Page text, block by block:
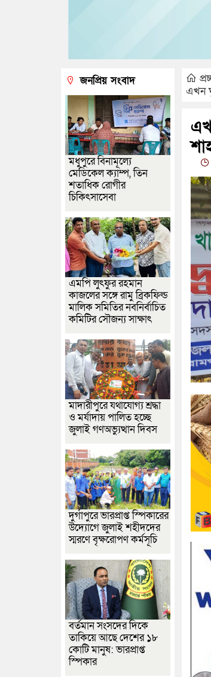
এখন
জনপ্রিয় সংবাদ
মধুপুরে বিনামূল্যে
মেডিকেল ক্যাম্প, তিন
শতাধিক রোগীর
চিকিৎসাসেবা
এমপি লুৎফুর রহমান
কাজলের সঙ্গে রামু ব্রিকফিল্ড
মালিক সমিতির নবনির্বাচিত
কমিটির সৌজন্য সাক্ষাৎ
মাদারীপুরে যথাযোগ্য শ্রদ্ধা
ও মর্যাদায় পালিত হচ্ছে
জুলাই গণঅভ্যুত্থান দিবস
দুর্গাপুরে ভারপ্রাপ্ত স্পিকারের
উদ্যোগে জুলাই শহীদদের
স্মরণে বৃক্ষরোপণ কর্মসূচি
বর্তমান সংসদের দিকে
তাকিয়ে আছে দেশের ১৮
কোটি মানুষ: ভারপ্রাপ্ত
স্পিকার